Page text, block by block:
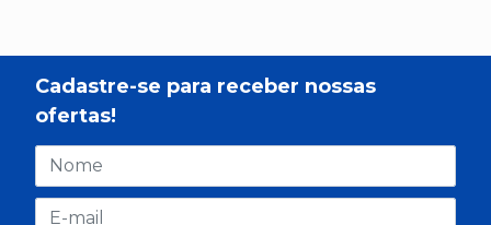
Cadastre-se para receber nossas
ofertas!